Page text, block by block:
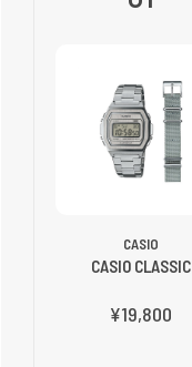
CASIO
CASIO CLASSIC
¥19,800